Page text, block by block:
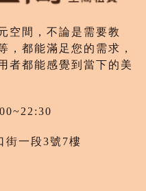
空間，不論是需要教
，都能滿足您的需求，
者都能感覺到當下的美
街一段3號7樓